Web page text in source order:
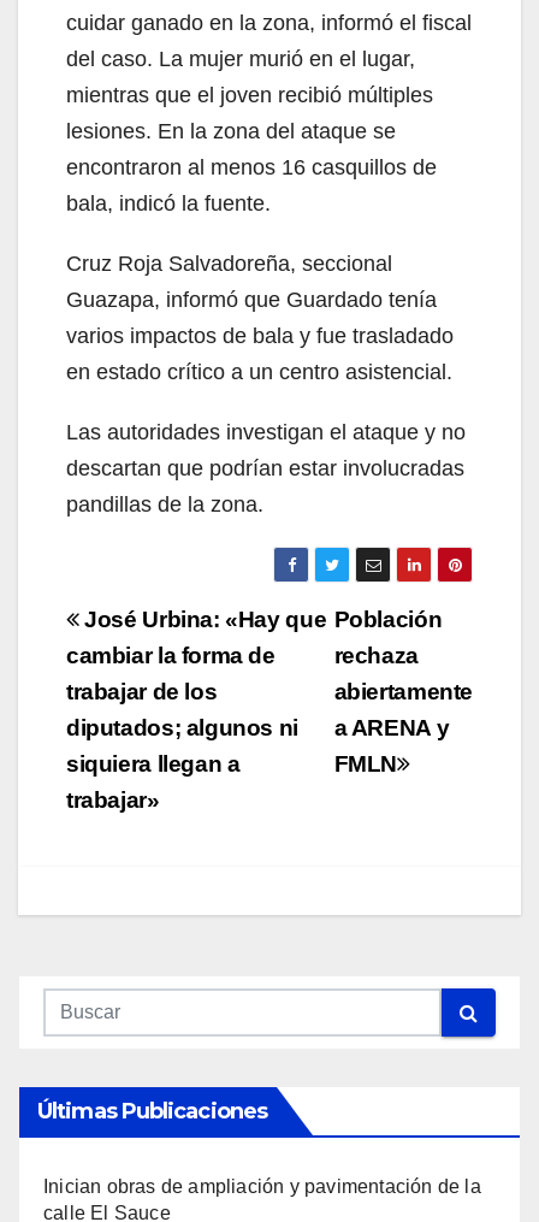
cuidar ganado en la zona, informó el fiscal
del caso. La mujer murió en el lugar,
mientras que el joven recibió múltiples
lesiones. En la zona del ataque se
encontraron al menos 16 casquillos de
bala, indicó la fuente.
Cruz Roja Salvadoreña, seccional
Guazapa, informó que Guardado tenía
varios impactos de bala y fue trasladado
en estado crítico a un centro asistencial.
Las autoridades investigan el ataque y no
descartan que podrían estar involucradas
pandillas de la zona.
Navegación
de
entradas
Población
rechaza
abiertamente
a ARENA y
FMLN
José Urbina: «Hay que
cambiar la forma de
trabajar de los
diputados; algunos ni
siquiera llegan a
trabajar»
Últimas Publicaciones
Inician obras de ampliación y pavimentación de la
calle El Sauce